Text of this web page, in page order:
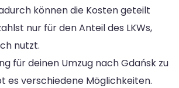
können die Kosten geteilt
nur für den Anteil des LKWs,
nutzt.
für deinen Umzug nach Gdańsk zu
es verschiedene Möglichkeiten.